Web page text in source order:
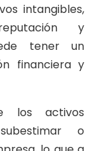
intangibles,
y
tener un
financiera y
los activos
o